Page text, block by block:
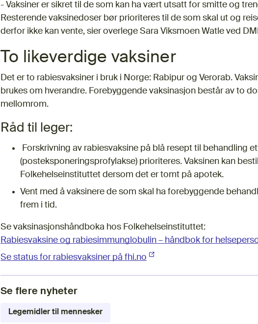
- Vaksiner er sikret til de som kan ha vært utsatt for smitte og
Resterende vaksinedoser bør prioriteres til de som skal ut og
derfor ikke kan vente, sier overlege Sara Viksmoen Watle ved
To likeverdige vaksiner
Det er to rabiesvaksiner i bruk i Norge: Rabipur og Verorab.
brukes om hverandre. Forebyggende vaksinasjon består av to
mellomrom.
Råd til leger:
Forskrivning av rabiesvaksine på blå resept til behandling
(posteksponeringsprofylakse) prioriteres. Vaksinen kan
Folkehelseinstituttet dersom det er tomt på apotek.
Vent med å vaksinere de som skal ha forebyggende
frem i tid.
Se vaksinasjonshåndboka hos Folkehelseinstituttet:
Rabiesvaksine og rabiesimmunglobulin – håndbok for
Se status for rabiesvaksiner på fhi.no (Ekstern lenke)
Se flere nyheter
Legemidler til mennesker